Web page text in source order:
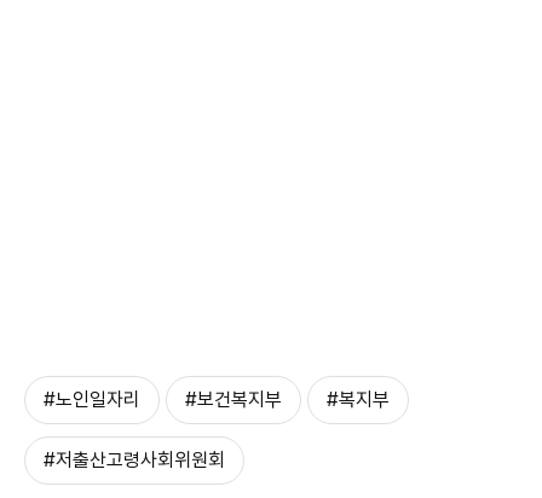
#노인일자리 #보건복지부 #복지부
#저출산고령사회위원회